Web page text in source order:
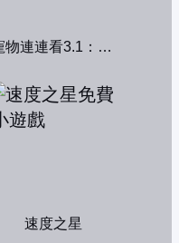
寵物連連看3.1：共享版
速度之星